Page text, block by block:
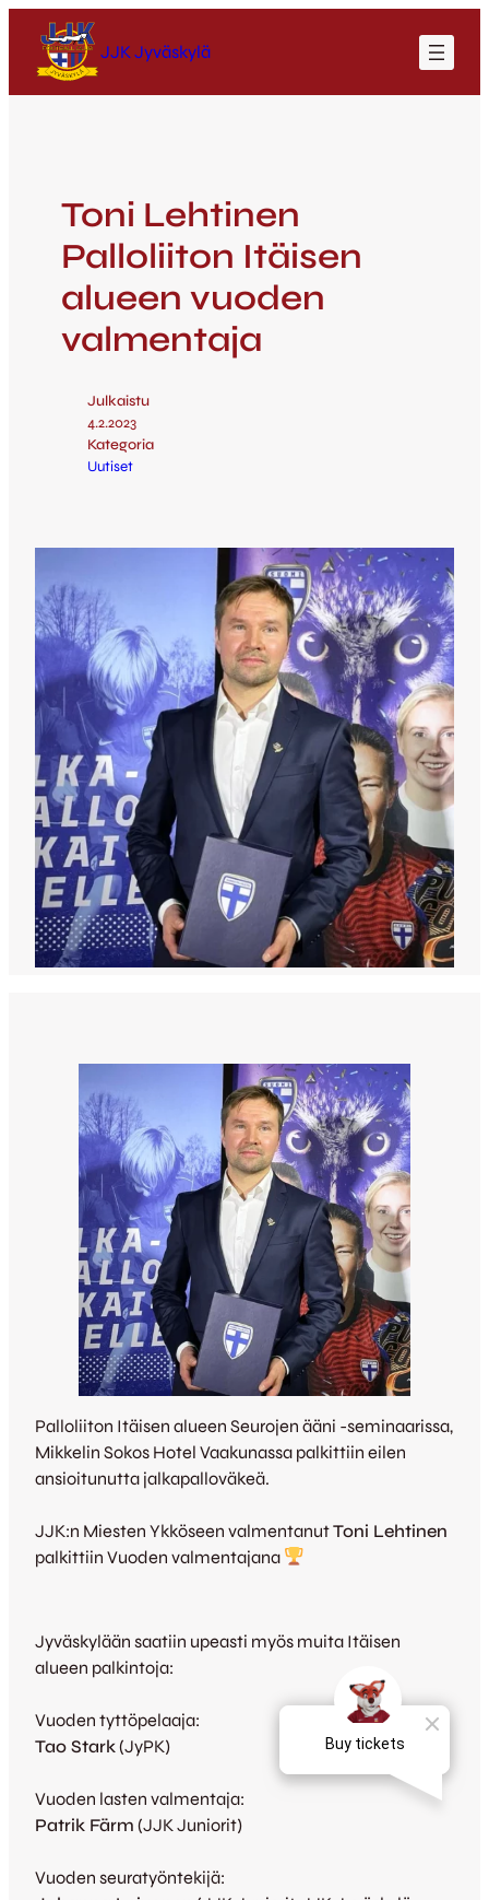
JJK Jyväskylä
Toni Lehtinen
Palloliiton Itäisen
alueen vuoden
valmentaja
Julkaistu
4.2.2023
Kategoria
Uutiset
Palloliiton Itäisen alueen Seurojen ääni -seminaarissa,
Mikkelin Sokos Hotel Vaakunassa palkittiin eilen
ansioitunutta jalkapalloväkeä.
JJK:n Miesten Ykköseen valmentanutToni Lehtinen
palkittiin Vuoden valmentajana
Jyväskylään saatiin upeasti myös muita Itäisen
alueen palkintoja:
Vuoden tyttöpelaaja:
Tao Stark(JyPK)
Vuoden lasten valmentaja:
Patrik Färm (JJK Juniorit)
Vuoden seuratyöntekijä: